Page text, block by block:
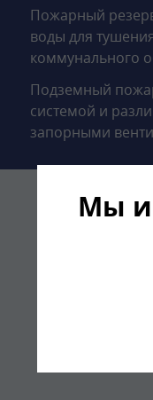
Пожарный
воды для
коммунального
Подземный
системой и
запорными
Мы